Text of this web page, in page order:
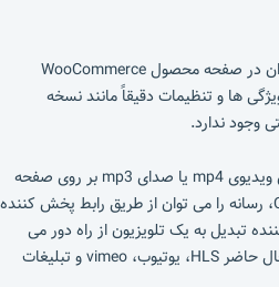
پشتیبانی ووکامرس، UVP را می توان در صفحه محصول WooCommerce
ها و تنظیمات دقیقاً مانند نسخه
وجود ندارد.
پشتیبانی از Chromecast ، پخش ویدیوی mp4 یا صدای mp3 بر روی صفحه
تلویزیون با استفاده از Chromecast، رسانه را می توان از طریق رابط پخش کننده
تبدیل به یک تلویزیون از راه دور می
شوند، لطفاً توجه داشته باشید در حال حاضر HLS، یوتیوب، vimeo و تبلیغات